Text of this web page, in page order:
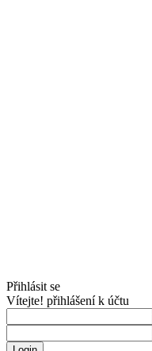
Přihlásit se
Vítejte! přihlášení k účtu